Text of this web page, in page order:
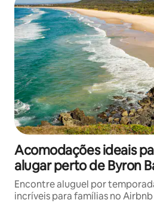
Acomodações ideais
alugar perto de Byron
Encontre aluguel por
incríveis para famílias no